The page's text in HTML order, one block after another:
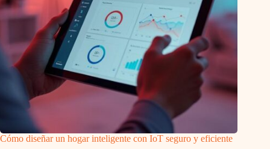
Cómo diseñar un hogar inteligente con IoT seguro y eficiente